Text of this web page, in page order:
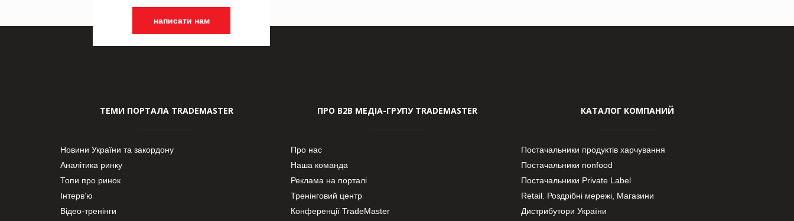
написати нам
ТЕМИ ПОРТАЛА TRADEMASTER
Новини України та закордону
Аналітика ринку
Топи про ринок
Інтерв’ю
Відео-тренінги
ПРО В2В МЕДІА-ГРУПУ TRADEMASTER
Про нас
Наша команда
Реклама на порталі
Тренінговий центр
Конференції TradeMaster
КАТАЛОГ КОМПАНИЙ
Постачальники продуктів харчування
Постачальники nonfood
Постачальники Private Label
Retail. Роздрібні мережі, Магазини
Дистрибутори України